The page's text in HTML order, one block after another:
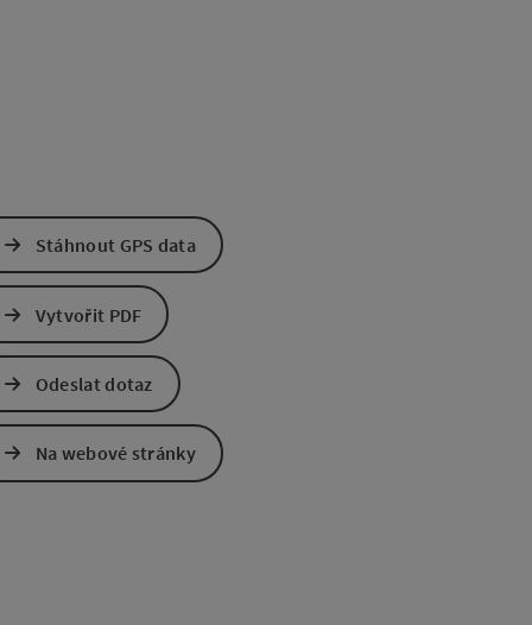
Stáhnout GPS data
Vytvořit PDF
Odeslat dotaz
Na webové stránky